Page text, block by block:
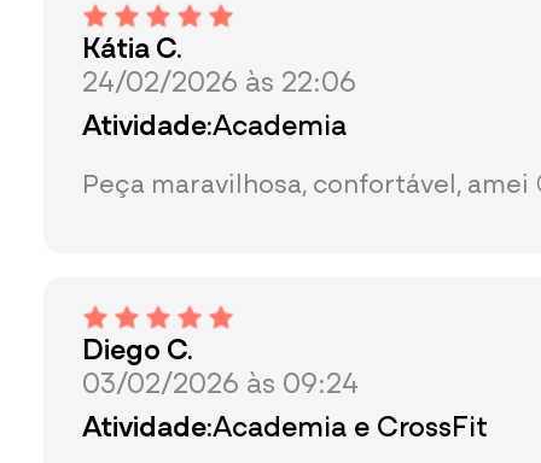
Kátia C.
24/02/2026 às 22:06
Atividade:Academia
Peça maravilhosa, confortável, amei
Diego C.
03/02/2026 às 09:24
Atividade:Academia e CrossFit